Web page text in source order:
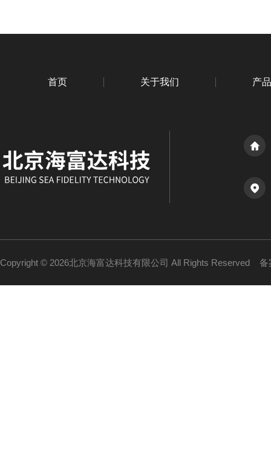
首页 关于我们 产
Copyright © 2026北京海富达科技有限公司 All Rights Reserved 备